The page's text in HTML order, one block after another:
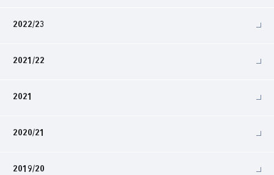
2022/23
2021/22
2021
2020/21
2019/20